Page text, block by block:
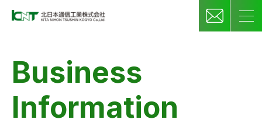
Business
Information